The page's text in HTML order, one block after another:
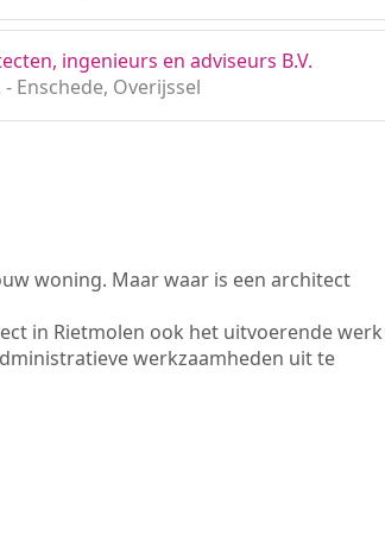
ingenieurs en adviseurs B.V.
Enschede, Overijssel
woning. Maar waar is een architect
in Rietmolen ook het uitvoerende werk
werkzaamheden uit te